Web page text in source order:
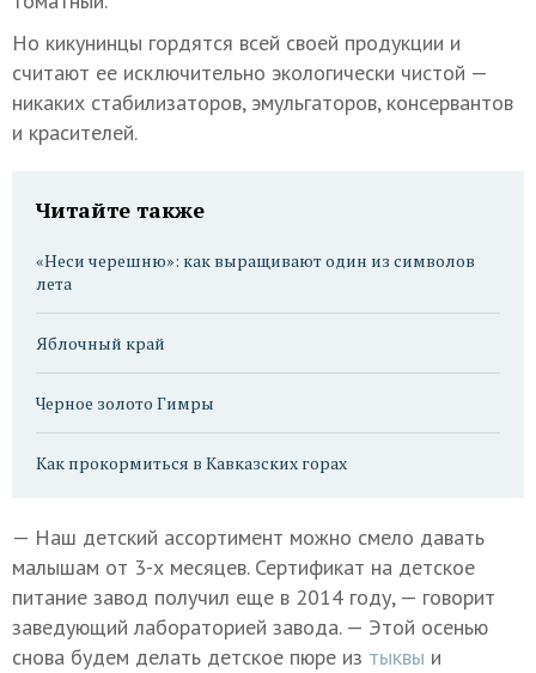
Но кикунинцы гордятся всей своей продукции и
считают ее исключительно экологически чистой —
никаких стабилизаторов, эмульгаторов, консервантов
и красителей.
Читайте также
«Неси черешню»: как выращивают один из символов
лета
Яблочный край
Черное золото Гимры
Как прокормиться в Кавказских горах
— Наш детский ассортимент можно смело давать
малышам от 3-х месяцев. Сертификат на детское
питание завод получил еще в 2014 году, — говорит
заведующий лабораторией завода. — Этой осенью
снова будем делать детское пюре из тыквы и